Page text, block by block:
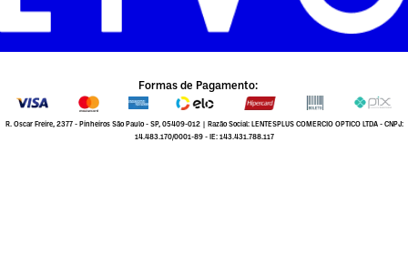
Formas de Pagamento:
R. Oscar Freire, 2377 - Pinheiros São Paulo - SP, 05409-012 | Razão Social: LENTESPLUS COMERCIO OPTICO LTDA - CNPJ:
14.483.170/0001-89 - IE: 143.431.788.117